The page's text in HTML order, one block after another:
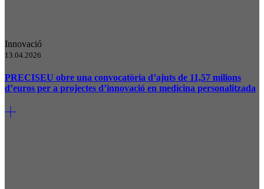
Innovació
13.04.2026
PRECISEU obre una convocatòria d’ajuts de 11,57 milions
d’euros per a projectes d’innovació en medicina personalitzada